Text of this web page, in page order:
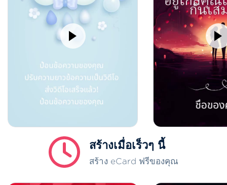
สร้างเมื่อเร็วๆ นี้
สร้าง eCard ฟรีของคุณ